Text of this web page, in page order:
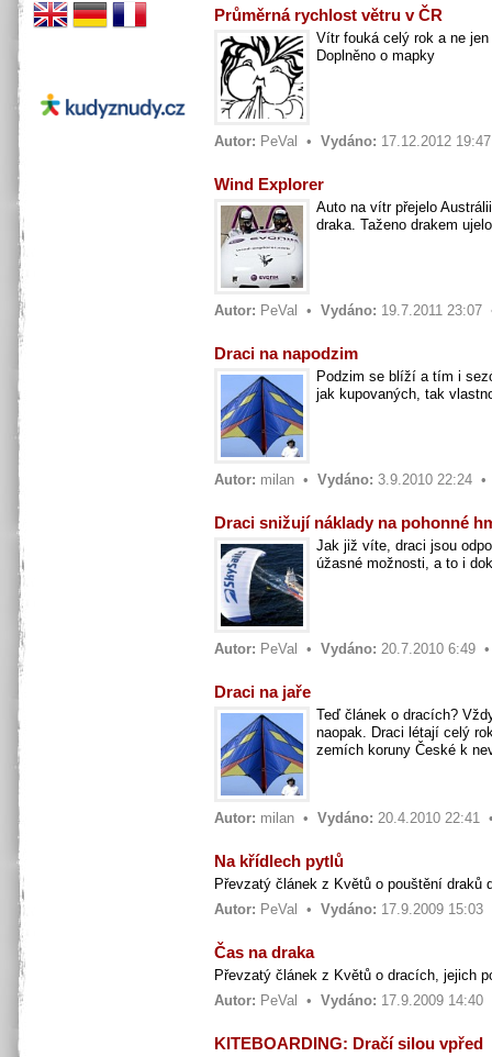
Průměrná rychlost větru v ČR
Vítr fouká celý rok a ne
Doplněno o mapky
Autor: PeVal • Vydáno: 17.12.2012
Wind Explorer
Auto na vítr přejelo
draka. Taženo drakem
Autor: PeVal • Vydáno: 19.7.2011
Draci na napodzim
Podzim se blíží a tím i
jak kupovaných, tak
Autor: milan • Vydáno: 3.9.2010 22:24
Draci snižují náklady na pohonné
Jak již víte, draci jsou
úžasné možnosti, a to i
Autor: PeVal • Vydáno: 20.7.2010 6:49
Draci na jaře
Teď článek o dracích?
naopak. Draci létají celý
zemích koruny České k
Autor: milan • Vydáno: 20.4.2010
Na křídlech pytlů
Převzatý článek z Květů o pouštění draků
Autor: PeVal • Vydáno: 17.9.2009
Čas na draka
Převzatý článek z Květů o dracích, jejich
Autor: PeVal • Vydáno: 17.9.2009
KITEBOARDING: Dračí silou vpřed